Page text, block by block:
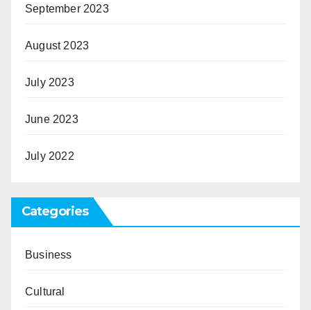
September 2023
August 2023
July 2023
June 2023
July 2022
Categories
Business
Cultural